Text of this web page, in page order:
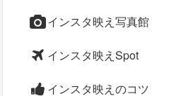
インスタ映え写真館
インスタ映えSpot
インスタ映えのコツ